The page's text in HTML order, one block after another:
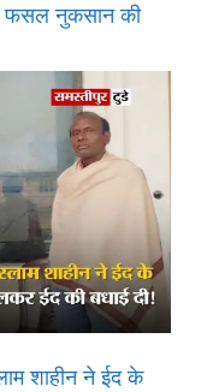
फसल नुकसान की
शाहीन ने ईद के